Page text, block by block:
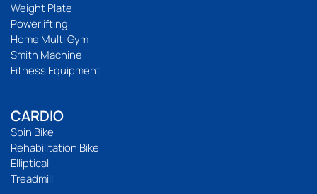
Weight Plate
Powerlifting
Home Multi Gym
Smith Machine
Fitness Equipment
CARDIO
Spin Bike
Rehabilitation Bike
Elliptical
Treadmill